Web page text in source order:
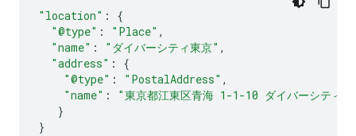
"location" :
{
"@type" : "Place" ,
"name" : "ダイバーシティ東京" ,
"address" :
{
"@type" : "PostalAddress" ,
"name" :
"東京都江東区青海 1-1-10 ダイバーシティ
}
}